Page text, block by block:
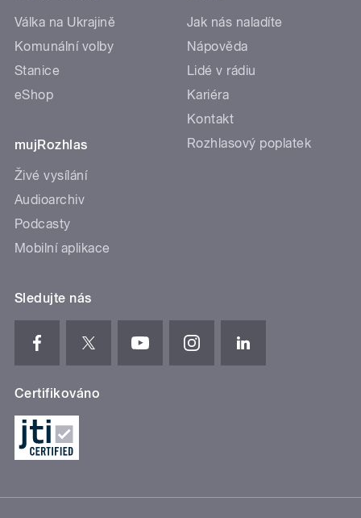
Válka na Ukrajině
Komunální volby
Stanice
eShop
mujRozhlas
Živé vysílání
Audioarchiv
Podcasty
Mobilní aplikace
Jak nás naladíte
Nápověda
Lidé v rádiu
Kariéra
Kontakt
Rozhlasový poplatek
Sledujte nás
Certifikováno